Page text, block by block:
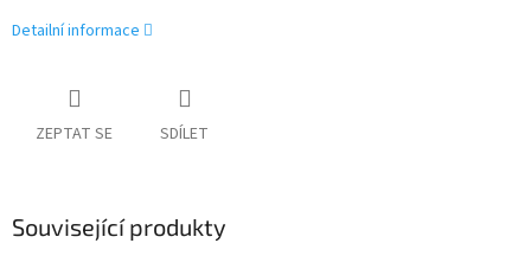
Detailní informace
ZEPTAT SE SDÍLET
Související produkty